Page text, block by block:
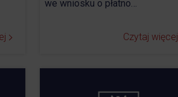
we wniosku o płatno…
Czytaj więcej